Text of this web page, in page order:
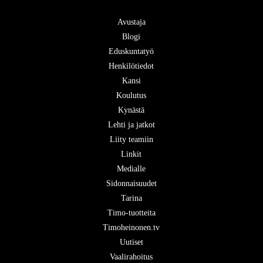
Avustaja
Blogi
Eduskuntatyö
Henkilötiedot
Kansi
Koulutus
Kynästä
Lehti ja jatkot
Liity teamiin
Linkit
Medialle
Sidonnaisuudet
Tarina
Timo-tuotteita
Timoheinonen.tv
Uutiset
Vaalirahoitus